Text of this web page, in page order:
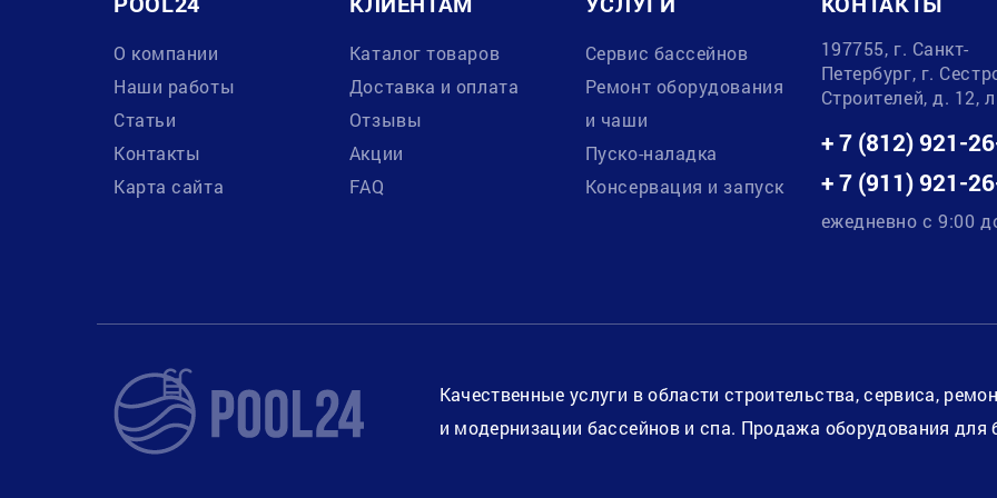
О компании
Наши работы
Статьи
Контакты
Карта сайта
Каталог товаров
Доставка и оплата
Отзывы
Акции
FAQ
Сервис бассейнов
Ремонт оборудования
и чаши
Пуско-наладка
Консервация и запуск
197755, г. Санкт-
Петербург, г.
Строителей, д. 12,
+ 7 (812) 921-
+ 7 (911) 921-
ежедневно с 9:00
Качественные услуги в области строительства, сервиса,
и модернизации бассейнов и спа. Продажа оборудования для